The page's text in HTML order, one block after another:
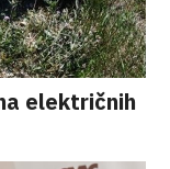
električnih